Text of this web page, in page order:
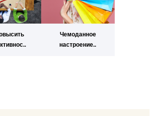
Чемоданное
настроение..